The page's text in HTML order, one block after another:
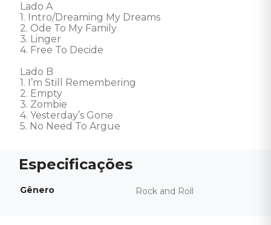
Lado A
1. Intro/Dreaming My Dreams
2. Ode To My Family
3. Linger
4. Free To Decide
Lado B
1. I’m Still Remembering
2. Empty
3. Zombie
4. Yesterday’s Gone
5. No Need To Argue
Gênero Rock and Roll